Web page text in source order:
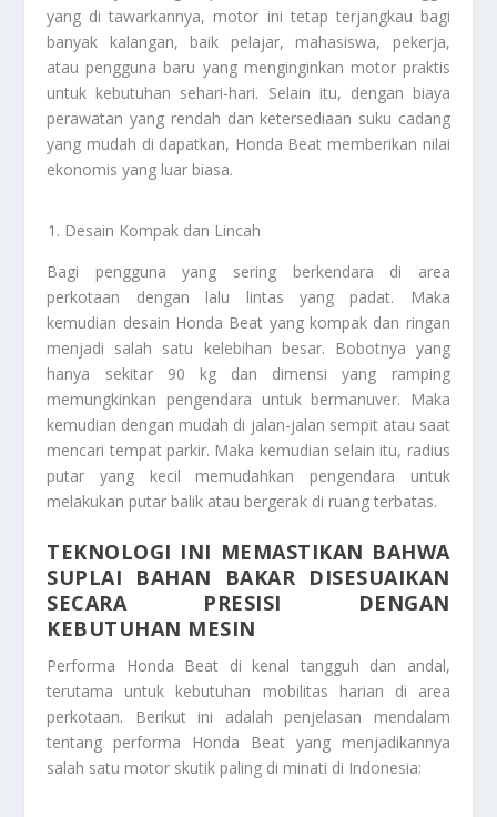
yang di tawarkannya, motor ini tetap terjangkau bagi
banyak kalangan, baik pelajar, mahasiswa, pekerja,
atau pengguna baru yang menginginkan motor praktis
untuk kebutuhan sehari-hari. Selain itu, dengan biaya
perawatan yang rendah dan ketersediaan suku cadang
yang mudah di dapatkan, Honda Beat memberikan nilai
ekonomis yang luar biasa.
Desain Kompak dan Lincah
Bagi pengguna yang sering berkendara di area
perkotaan dengan lalu lintas yang padat. Maka
kemudian desain Honda Beat yang kompak dan ringan
menjadi salah satu kelebihan besar. Bobotnya yang
hanya sekitar 90 kg dan dimensi yang ramping
memungkinkan pengendara untuk bermanuver. Maka
kemudian dengan mudah di jalan-jalan sempit atau saat
mencari tempat parkir. Maka kemudian selain itu, radius
putar yang kecil memudahkan pengendara untuk
melakukan putar balik atau bergerak di ruang terbatas.
TEKNOLOGI INI MEMASTIKAN BAHWA
SUPLAI BAHAN BAKAR DISESUAIKAN
SECARA PRESISI DENGAN
KEBUTUHAN MESIN
Performa Honda Beat di kenal tangguh dan andal,
terutama untuk kebutuhan mobilitas harian di area
perkotaan. Berikut ini adalah penjelasan mendalam
tentang performa Honda Beat yang menjadikannya
salah satu motor skutik paling di minati di Indonesia: